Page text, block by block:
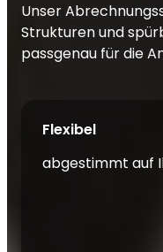
Unser
Strukturen und
passgenau für die
Flexibel
abgestimmt auf